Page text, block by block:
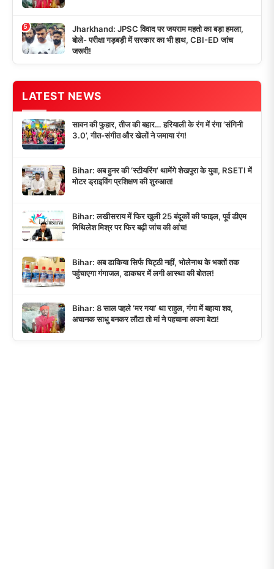
5
Jharkhand: JPSC विवाद पर जयराम महतो का बड़ा हमला,
बोले- परीक्षा गड़बड़ी में सरकार का भी हाथ, CBI-ED जांच
जरूरी!
LATEST NEWS
सावन की फुहार, तीज की बहार… हरियाली के रंग में रंगा ‘संगिनी
3.0’, गीत-संगीत और खेलों ने जमाया रंग!
Bihar: अब हुनर की ‘स्टीयरिंग’ थामेंगे शेखपुरा के युवा, RSETI में
मोटर ड्राइविंग प्रशिक्षण की शुरुआत!
Bihar: लखीसराय में फिर खुली 25 बंदूकों की फाइल, पूर्व डीएम
मिथिलेश मिश्र पर फिर बढ़ी जांच की आंच!
Bihar: अब डाकिया सिर्फ चिट्ठी नहीं, भोलेनाथ के भक्तों तक
पहुंचाएगा गंगाजल, डाकघर में लगी आस्था की बोतल!
Bihar: 8 साल पहले ‘मर गया’ था राहुल, गंगा में बहाया शव,
अचानक साधु बनकर लौटा तो मां ने पहचाना अपना बेटा!